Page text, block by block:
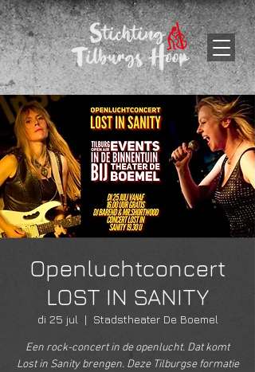
Openluchtconcert
LOST IN SANITY
di 25 jul
  |
Stadstheater De Boemel
Een rock-concert in de openlucht. Dat komt
Lost in Sanity brengen. Deze Tilburgse formatie